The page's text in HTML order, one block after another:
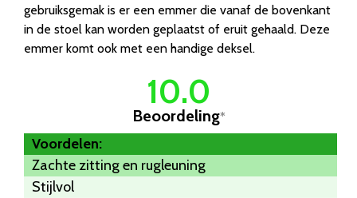
gebruiksgemak is er een emmer die vanaf de bovenkant
in de stoel kan worden geplaatst of eruit gehaald. Deze
emmer komt ook met een handige deksel.
10.0
Beoordeling*
Voordelen:
Zachte zitting en rugleuning
Stijlvol